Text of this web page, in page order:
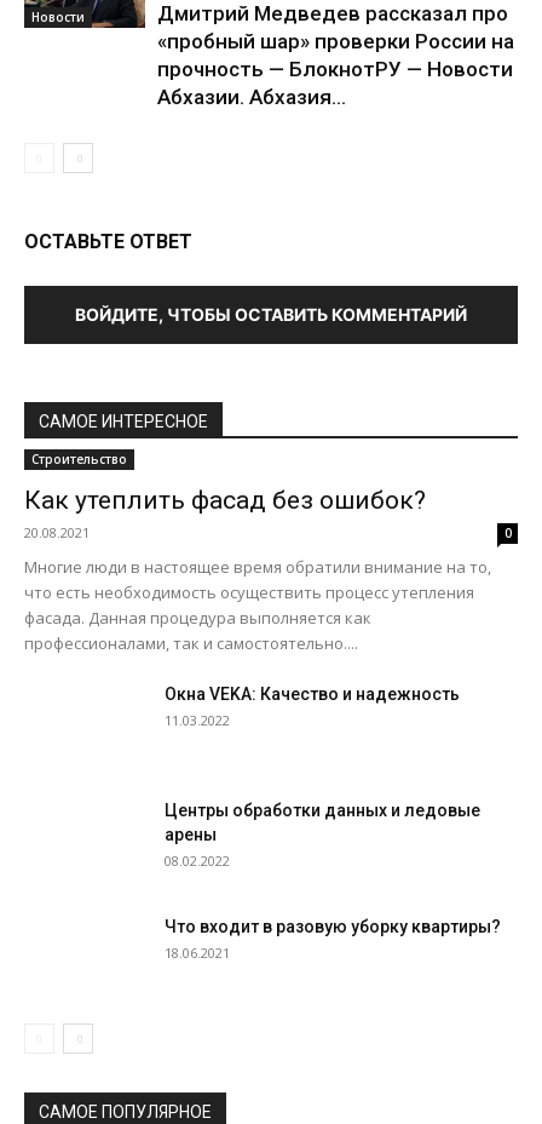
Новости
Дмитрий Медведев рассказал про
«пробный шар» проверки России на
прочность — БлокнотРУ — Новости
Абхазии. Абхазия...
ОСТАВЬТЕ ОТВЕТ
ВОЙДИТЕ, ЧТОБЫ ОСТАВИТЬ КОММЕНТАРИЙ
САМОЕ ИНТЕРЕСНОЕ
Строительство
Как утеплить фасад без ошибок?
20.08.2021 0
Многие люди в настоящее время обратили внимание на то,
что есть необходимость осуществить процесс утепления
фасада. Данная процедура выполняется как
профессионалами, так и самостоятельно....
Окна VEKA: Качество и надежность
11.03.2022
Центры обработки данных и ледовые
арены
08.02.2022
Что входит в разовую уборку квартиры?
18.06.2021
САМОЕ ПОПУЛЯРНОЕ